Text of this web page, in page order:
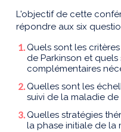
L'objectif de cette
répondre aux six
Quels sont les
de Parkinson et
complémentaires
Quelles sont les
suivi de la maladie de
Quelles stratégies
la phase initiale de la